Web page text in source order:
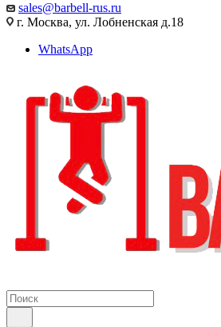
sales@barbell-rus.ru
г. Москва, ул. Лобненская д.18
WhatsApp